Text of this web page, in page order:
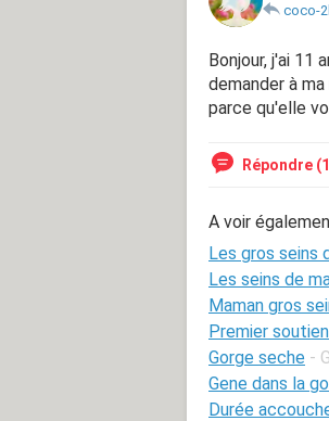
coco-
Bonjour, j'ai 11
demander à
parce qu'elle
Répondre
A voir
Les gros seins
Les seins de
Maman gros
Premier
Gorge seche -
Gene dans la
Durée